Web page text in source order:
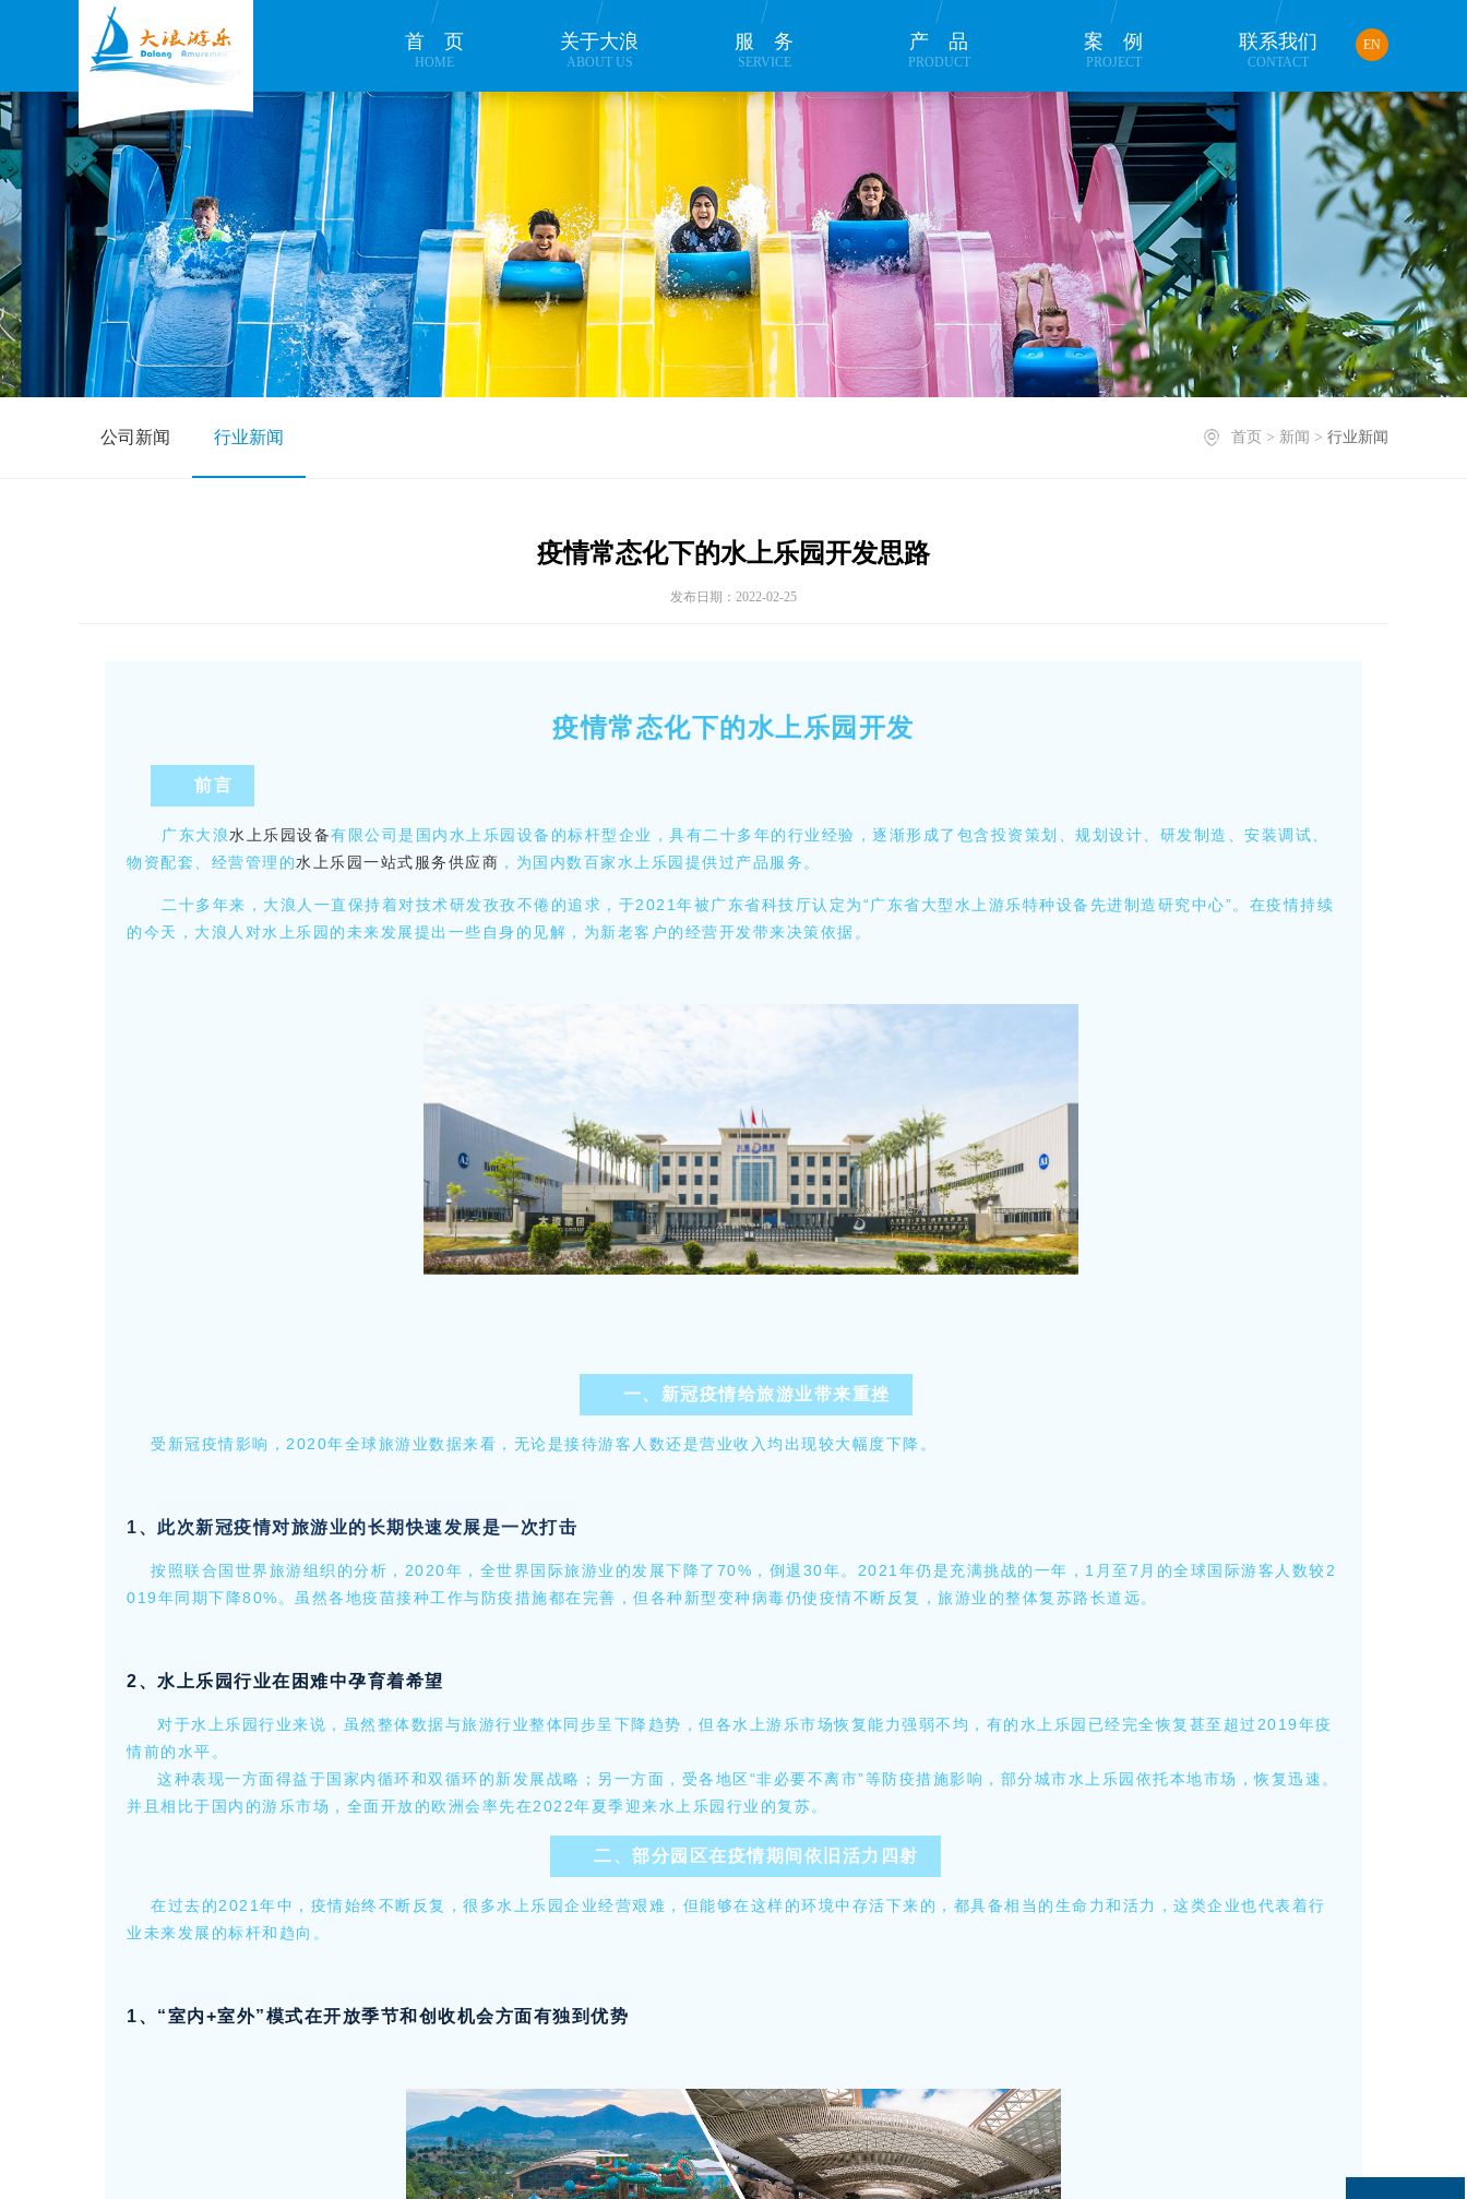
EN
首页
HOME
关于大浪
ABOUT US
服务
SERVICE
产品
PRODUCT
案例
PROJECT
联系我们
CONTACT
首页 > 新闻 > 行业新闻
公司新闻 行业新闻
疫情常态化下的水上乐园开发思路
发布日期：2022-02-25
疫情常态化下的水上乐园开发
前言
广东大浪水上乐园设备有限公司是国内水上乐园设备的标杆型企业，具有二十多年的行业经验，逐渐形成了包含投资策划、规划设计、研发制造、安装调试、
物资配套、经营管理的水上乐园一站式服务供应商 ，为国内数百家水上乐园提供过产品服务。
二十多年来，大浪人一直保持着对技术研发孜孜不倦的追求，于2021年被广东省科技厅认定为“广东省大型水上游乐特种设备先进制造研究中心”。在疫情持续
的今天，大浪人对水上乐园的未来发展提出一些自身的见解，为新老客户的经营开发带来决策依据。
一、新冠疫情给旅游业带来重挫
受新冠疫情影响，2020年全球旅游业数据来看，无论是接待游客人数还是营业收入均出现较大幅度下降。
1、此次新冠疫情对旅游业的长期快速发展是一次打击
按照联合国世界旅游组织的分析，2020年，全世界国际旅游业的发展下降了70%，倒退30年。2021年仍是充满挑战的一年，1月至7月的全球国际游客人数较2
019年同期下降80%。虽然各地疫苗接种工作与防疫措施都在完善，但各种新型变种病毒仍使疫情不断反复，旅游业的整体复苏路长道远。
2、水上乐园行业在困难中孕育着希望
对于水上乐园行业来说，虽然整体数据与旅游行业整体同步呈下降趋势，但各水上游乐市场恢复能力强弱不均，有的水上乐园已经完全恢复甚至超过2019年疫
情前的水平。
这种表现一方面得益于国家内循环和双循环的新发展战略；另一方面，受各地区“非必要不离市”等防疫措施影响，部分城市水上乐园依托本地市场，恢复迅速。
并且相比于国内的游乐市场，全面开放的欧洲会率先在2022年夏季迎来水上乐园行业的复苏。
二、部分园区在疫情期间依旧活力四射
在过去的2021年中，疫情始终不断反复，很多水上乐园企业经营艰难，但能够在这样的环境中存活下来的，都具备相当的生命力和活力，这类企业也代表着行
业未来发展的标杆和趋向。
1、“室内+室外”模式在开放季节和创收机会方面有独到优势